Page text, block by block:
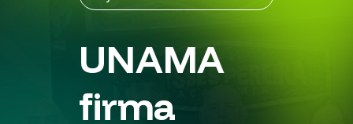
UNAMA
firma